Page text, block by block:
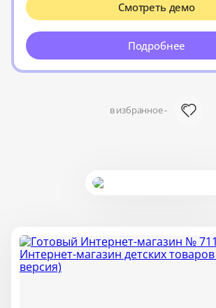
в избранное -
Смотреть демо
Подробнее